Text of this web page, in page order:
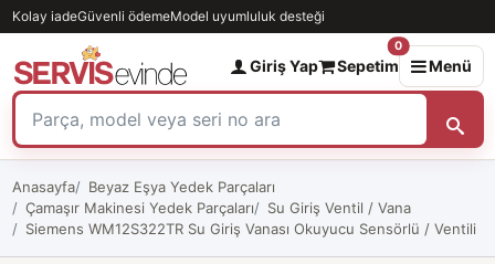
Kolay iadeGüvenli ödemeModel uyumluluk desteği
Giriş Yap Sepetim
0
Menü
Anasayfa
Beyaz Eşya Yedek Parçaları
Çamaşır Makinesi Yedek Parçaları
Su Giriş Ventil / Vana
Siemens WM12S322TR Su Giriş Vanası Okuyucu Sensörlü / Ventili